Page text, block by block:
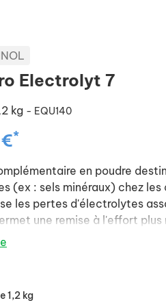
Electrolyt 7
kg - EQU140
*
en poudre
(ex : sels minéraux) chez les
les pertes d'électrolytes
une remise à l'effort plus
apport en sels minéraux
1,2 kg